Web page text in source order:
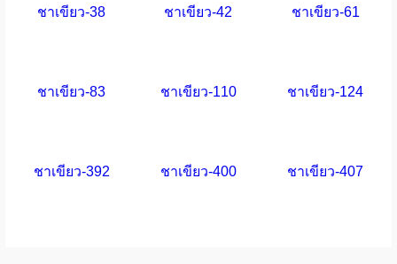
ชาเขียว-38 ชาเขียว-42 ชาเขียว-61
ชาเขียว-83 ชาเขียว-110 ชาเขียว-124
ชาเขียว-392 ชาเขียว-400 ชาเขียว-407